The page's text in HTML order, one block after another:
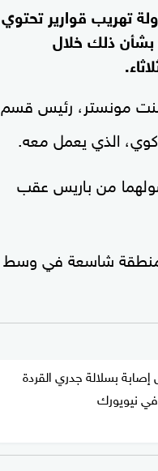
تهريب قوارير تحتوي
بشأن ذلك خلال
مونستر، رئيس قسم
كوي، الذي يعمل معه.
من باريس عقب
وهي منطقة شاسعة في وسط
بسلالة جدري القردة
في نيويورك